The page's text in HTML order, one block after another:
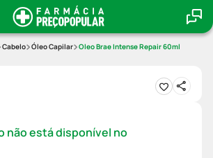
Cabelo Óleo Capilar Oleo Brae Intense Repair 60ml
não está disponível no